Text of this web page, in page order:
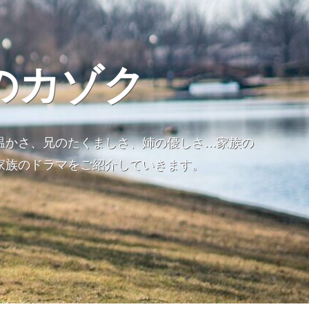
カゾク
かさ、兄のたくましさ、姉の優しさ…家族の
のドラマをご紹介していきます。